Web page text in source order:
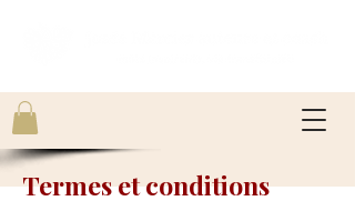
Termes et conditions